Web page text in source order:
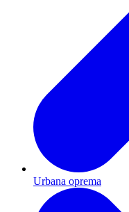
Urbana oprema